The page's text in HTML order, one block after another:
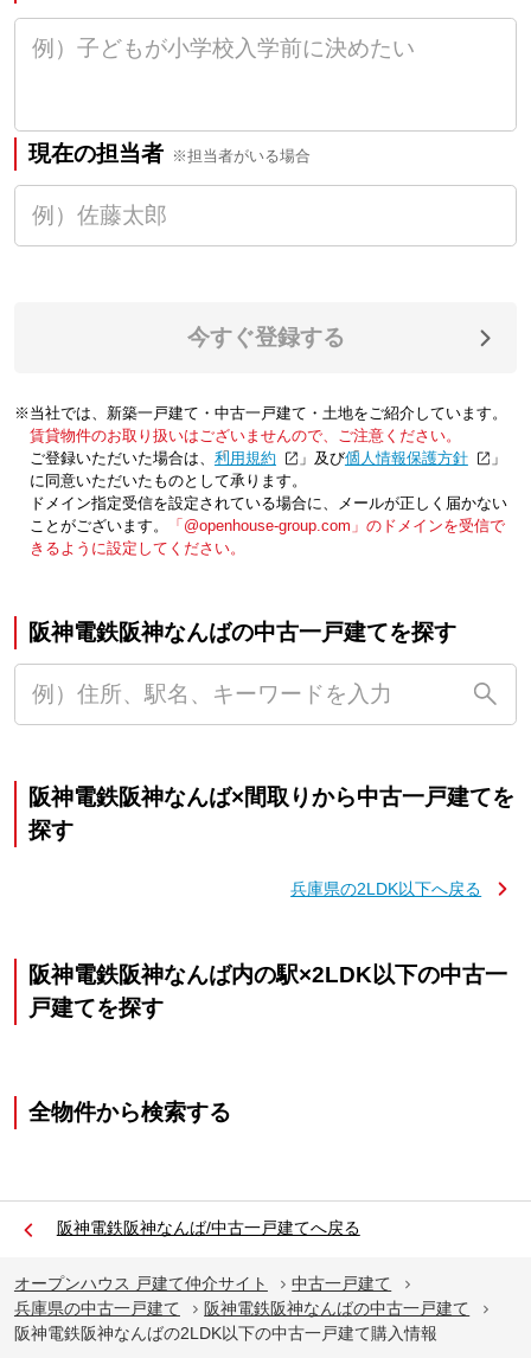
現在の担当者 ※担当者がいる場合
今すぐ登録する
※当社では、新築一戸建て・中古一戸建て・土地をご紹介しています。
賃貸物件のお取り扱いはございませんので、ご注意ください。
ご登録いただいた場合は、「利用規約 」及び「個人情報保護方針
」
に同意いただいたものとして承ります。
ドメイン指定受信を設定されている場合に、メールが正しく届かない
ことがございます。
「@openhouse-group.com」のドメインを受信で
きるように設定してください。
阪神電鉄阪神なんばの中古一戸建てを探す
阪神電鉄阪神なんば×間取りから中古一戸建てを
探す
兵庫県の2LDK以下へ戻る
阪神電鉄阪神なんば内の駅×2LDK以下の中古一
戸建てを探す
全物件から検索する
阪神電鉄阪神なんば/中古一戸建てへ戻る
オープンハウス 戸建て仲介サイト
中古一戸建て
兵庫県の中古一戸建て
阪神電鉄阪神なんばの中古一戸建て
阪神電鉄阪神なんばの2LDK以下の中古一戸建て購入情報